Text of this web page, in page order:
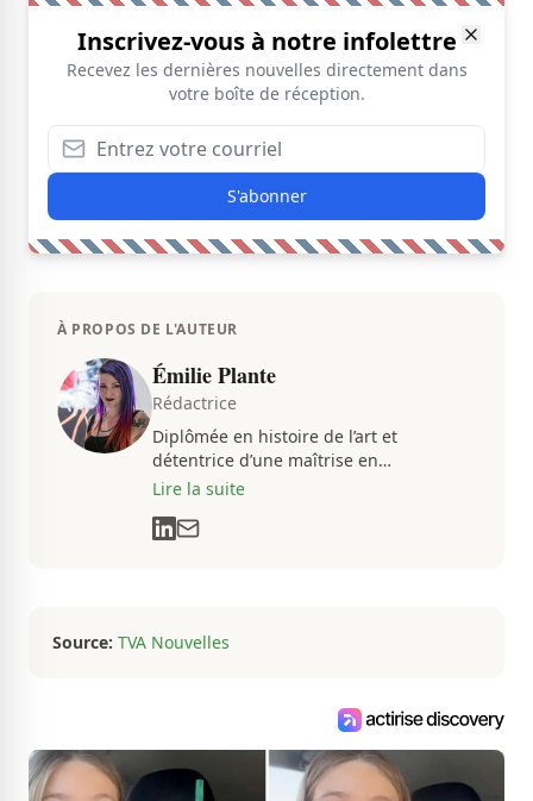
Inscrivez-vous à notre infolettre
Recevez les dernières nouvelles directement dans
votre boîte de réception.
S'abonner
À PROPOS DE L'AUTEUR
Émilie Plante
Rédactrice
Diplômée en histoire de l’art et
détentrice d’une maîtrise en
muséologie, Émilie gravite dans
communications depuis près de deux
Lire la suite
Source: TVA Nouvelles